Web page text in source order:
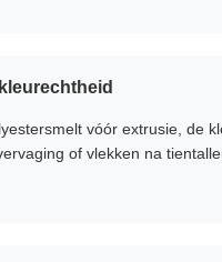
vóór extrusie, de
of vlekken na